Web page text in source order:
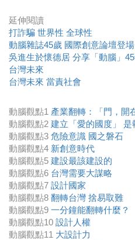
延伸閱讀
打詐騙 世界性 全球性
動腦雜誌45歲 國際創意論壇登
吳進生於懷德居 分享「動腦」
台灣未來
台灣未來 當責社會
動腦觀點1 產業翻轉：「門，開
動腦觀點2 建立「愛的國度」 是
動腦觀點3 危險意識 國之磐石
動腦觀點4 新創意時代
動腦觀點5 建設最該建設的
動腦觀點6 台灣需要大謀略
動腦觀點7 設計國家
動腦觀點8 翻轉台灣 捨易取難
動腦觀點9 一分鐘能翻轉什麼？
動腦觀點10 設計人權
動腦觀點11 大設計力